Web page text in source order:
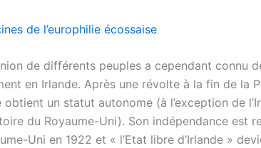
de l’europhilie écossaise
de différents peuples a cependant connu
en Irlande. Après une révolte à la fin de la
obtient un statut autonome (à l’exception de
du Royaume-Uni). Son indépendance est
Uni en 1922 et « l’Etat libre d’Irlande »